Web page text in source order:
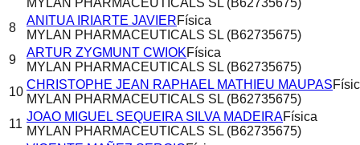
8
ANITUA IRIARTE JAVIERFísica
MYLAN PHARMACEUTICALS SL (B62735675)
9
ARTUR ZYGMUNT CWIOKFísica
MYLAN PHARMACEUTICALS SL (B62735675)
10
CHRISTOPHE JEAN RAPHAEL MATHIEU MAUPAS
MYLAN PHARMACEUTICALS SL (B62735675)
11
JOAO MIGUEL SEQUEIRA SILVA MADEIRAFísica
MYLAN PHARMACEUTICALS SL (B62735675)